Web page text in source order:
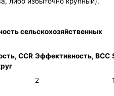
сельскохозяйственных
CCR Эффективность, BCC
2